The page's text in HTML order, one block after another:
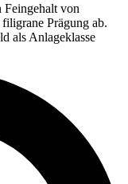
Feingehalt von
Prägung ab.
als Anlageklasse